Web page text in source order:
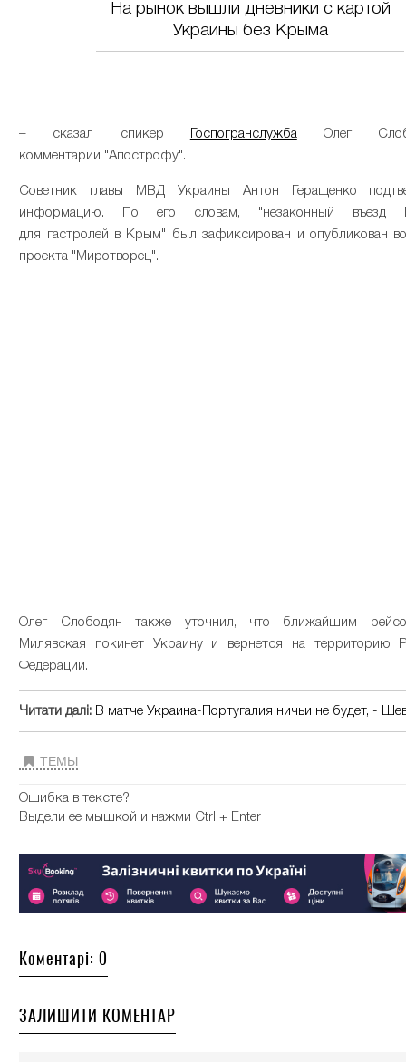
На рынок вышли дневники с картой
Украины без Крыма
– сказал спикер ГоспогранслужбаОлег
комментарии "Апострофу".
Cоветник главы МВД Украины Антон Геращенко
информацию. По его словам, "незаконный въезд
для гастролей в Крым" был зафиксирован и опубликован
проекта "Миротворец".
Олег Слободян также уточнил, что ближайшим
Милявская покинет Украину и вернется на территорию
Федерации.
Читати далі: В матче Украина-Португалия ничьи не будет, -
ТЕМЫ
Ошибка в тексте?
Выдели ее мышкой и нажми Ctrl + Enter
Коментарі: 0
ЗАЛИШИТИ КОМЕНТАР